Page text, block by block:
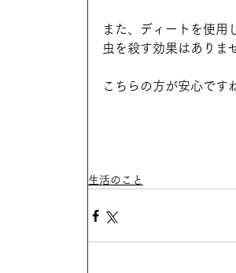
また、ディートを使用
虫を殺す効果はありま
こちらの方が安心です
生活のこと